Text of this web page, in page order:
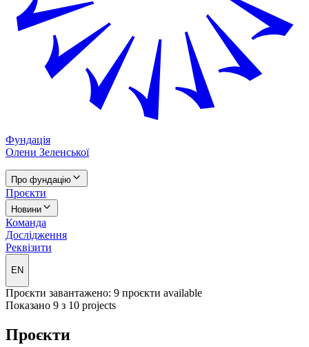
Фундація
Олени Зеленської
Про фундацію
Проєкти
Новини
Команда
Дослідження
Реквізити
EN
Проєкти завантажено: 9 проєкти available
Показано 9 з 10 projects
Проєкти